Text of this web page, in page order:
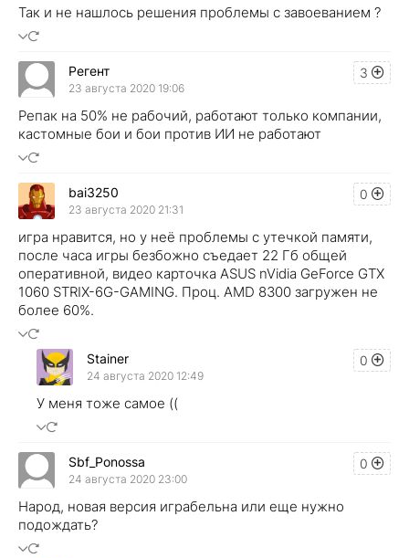
Так и не нашлось решения проблемы с завоеванием ?
3
Регент
23 августа 2020 19:06
Репак на 50% не рабочий, работают только компании,
кастомные бои и бои против ИИ не работают
0
bai3250
23 августа 2020 21:31
игра нравится, но у неё проблемы с утечкой памяти,
после часа игры безбожно съедает 22 Гб общей
оперативной, видео карточка ASUS nVidia GeForce GTX
1060 STRIX-6G-GAMING. Проц. AMD 8300 загружен не
более 60%.
0
Stainer
24 августа 2020 12:49
У меня тоже самое ((
0
Sbf_Ponossa
24 августа 2020 23:00
Народ, новая версия играбельна или еще нужно
подождать?